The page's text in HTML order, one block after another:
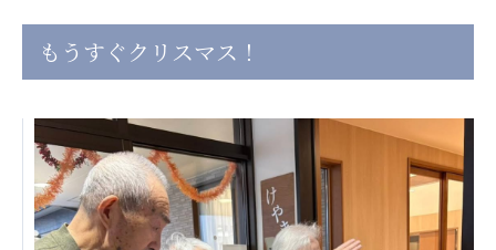
株式会社Genkiリレーションズ
日本高齢者福祉協会
株式会社 爽やかな風沖縄
爽やかな風 中部エリア
爽やかな風 那覇エリア
株式会社 鷹揚館
鷹揚館
もうすぐクリスマス！